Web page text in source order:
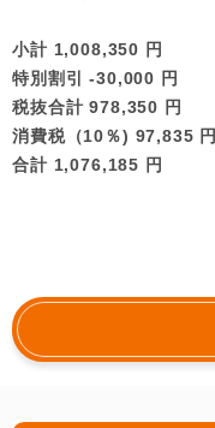
小計 1,008,350 円
特別割引 -30,000 円
税抜合計 978,350 円
消費税（10％) 97,835 円
合計 1,076,185 円